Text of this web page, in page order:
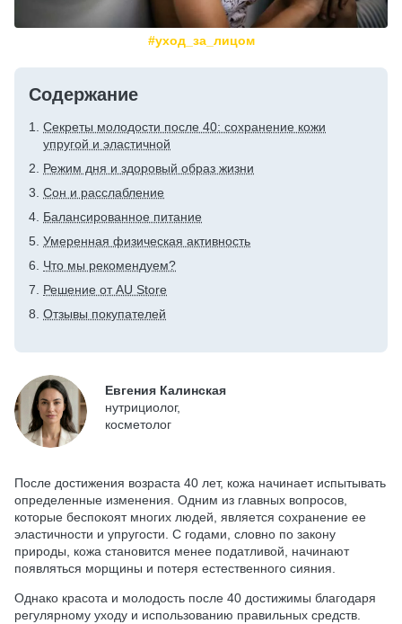
#уход_за_лицом
Содержание
Секреты молодости после 40: сохранение кожи
упругой и эластичной
Режим дня и здоровый образ жизни
Сон и расслабление
Балансированное питание
Умеренная физическая активность
Что мы рекомендуем?
Решение от AU Store
Отзывы покупателей
Евгения Калинская
нутрициолог,
косметолог
После достижения возраста 40 лет, кожа начинает испытывать
определенные изменения. Одним из главных вопросов,
которые беспокоят многих людей, является сохранение ее
эластичности и упругости. С годами, словно по закону
природы, кожа становится менее податливой, начинают
появляться морщины и потеря естественного сияния.
Однако красота и молодость после 40 достижимы благодаря
регулярному уходу и использованию правильных средств.